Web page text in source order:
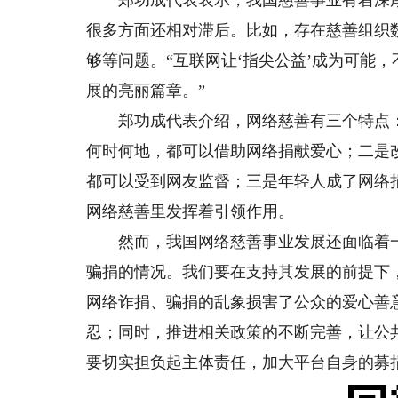
很多方面还相对滞后。比如，存在慈善组
够等问题。“互联网让‘指尖公益’成为可能
展的亮丽篇章。”
郑功成代表介绍，网络慈善有三个特点
何时何地，都可以借助网络捐献爱心；二
都可以受到网友监督；三是年轻人成了网
网络慈善里发挥着引领作用。
然而，我国网络慈善事业发展还面临着
骗捐的情况。我们要在支持其发展的前提
网络诈捐、骗捐的乱象损害了公众的爱心
忍；同时，推进相关政策的不断完善，让
要切实担负起主体责任，加大平台自身的